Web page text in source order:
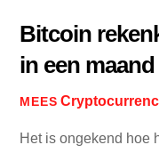
Bitcoin
in een maand
MEES
Het is ongekend hoe